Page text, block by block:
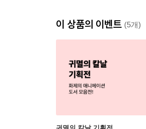
이 상품의 이벤트 (5개)